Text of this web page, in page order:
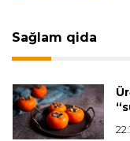
Bütün xəbərlər
Sağlam qida